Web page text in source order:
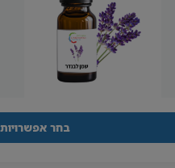
בחר אפשרויות